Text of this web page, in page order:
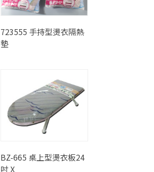
723555 手持型燙衣隔熱
墊
BZ-665 桌上型燙衣板24
吋 X